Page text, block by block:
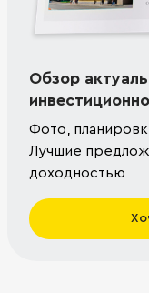
Обзор
Фото,
Лучшие
доходностью